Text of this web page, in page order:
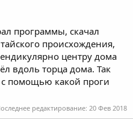
программы, скачал
происхождения,
центру дома
вдоль торца дома. Так
помощью какой проги
редактирование: 20 Фев 2018